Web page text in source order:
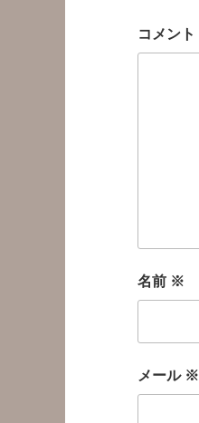
コメント
名前 ※
メール ※